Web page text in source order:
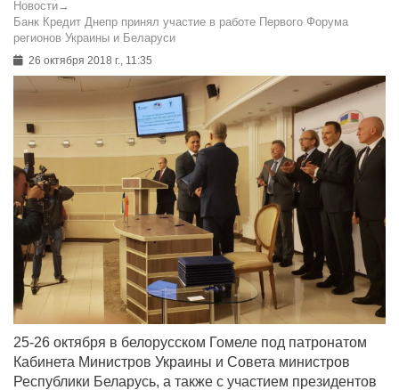
Новости→
Банк Кредит Днепр принял участие в работе Первого Форума
регионов Украины и Беларуси
26 октября 2018 г., 11:35
25-26 октября в белорусском Гомеле под патронатом
Кабинета Министров Украины и Совета министров
Республики Беларусь, а также с участием президентов